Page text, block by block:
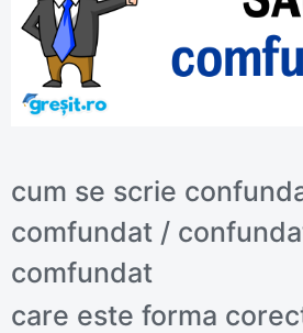
cum se scrie
comfundat /
comfundat
care este forma